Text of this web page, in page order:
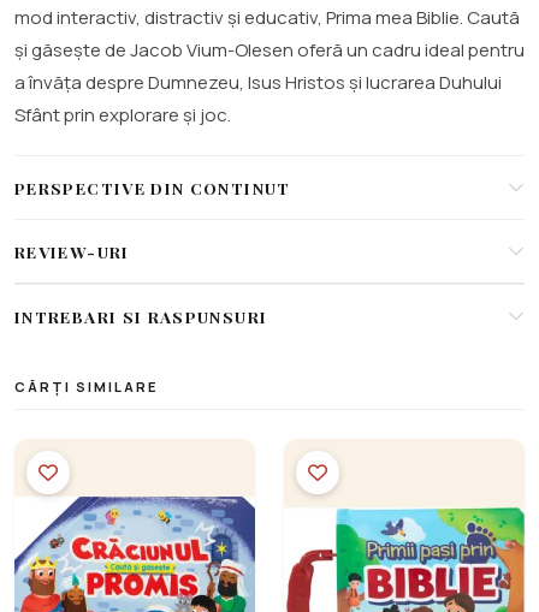
mod interactiv, distractiv și educativ, Prima mea Biblie. Caută
și găsește de Jacob Vium-Olesen oferă un cadru ideal pentru
a învăța despre Dumnezeu, Isus Hristos și lucrarea Duhului
Sfânt prin explorare și joc.
PERSPECTIVE DIN CONTINUT
REVIEW-URI
INTREBARI SI RASPUNSURI
CĂRȚI SIMILARE